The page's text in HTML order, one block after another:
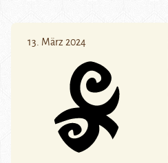
13. März 2024